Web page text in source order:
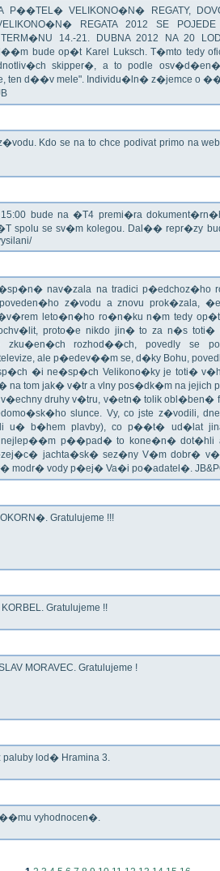
VELIKONO�N� REGATY,
REGATA 2012 SE
14.-21. DUBNA 2012 NA 20
bude op�t Karel Luksch. T�mto tedy
skipper�, a to podle
ten d��v mele". Individu�ln� z�jemce o
Kdo se na to chce podivat primo na
15:00 bude na �T4 premi�ra
spolu se sv�m kolegou. Dal�� repr�zy
nav�zala na tradici p�edchoz�ho
z�vodu a znovu prok�zala,
leto�n�ho ro�n�ku n�m tedy
proto�e nikdo jin� to za n�s toti�
rozhod��ch, povedly se
ale p�edev��m se, d�ky Bohu,
�i ne�sp�ch Velikono�ky je toti�
na tom jak� v�tr a vlny pos�dk�m na jejich
druhy v�tru, v�etn� tolik obl�ben�
slunce. Vy, co jste z�vodili,
u� b�hem plavby), co p��t� ud�lat
p��pad� to kone�n� dot�hli
jachta�sk� sez�ny V�m dobr�
modr� vody p�ej� Va�i po�adatel�.
Gratulujeme !!!
Gratulujeme !!
MORAVEC. Gratulujeme !
lod� Hramina 3.
vyhodnocen�.